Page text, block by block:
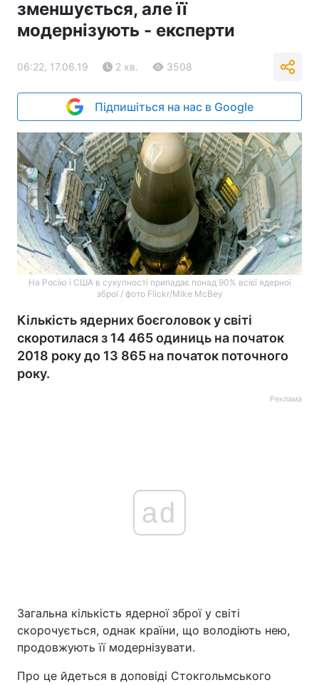
зменшується, але її
модернізують - експерти
06:22, 17.06.19 2 хв. 3508
Підпишіться на нас в Google
На Росію і США в сукупності припадає понад 90% всієї ядерної
зброї / фото Flickr/Mike McBey
Кількість ядерних боєголовок у світі
скоротилася з 14 465 одиниць на початок
2018 року до 13 865 на початок поточного
року.
Реклама
ad
Загальна кількість ядерної зброї у світі
скорочується, однак країни, що володіють нею,
продовжують її модернізувати.
Про це йдеться в доповіді Стокгольмського